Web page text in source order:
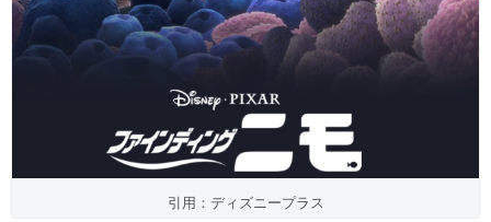
引用：ディズニープラス